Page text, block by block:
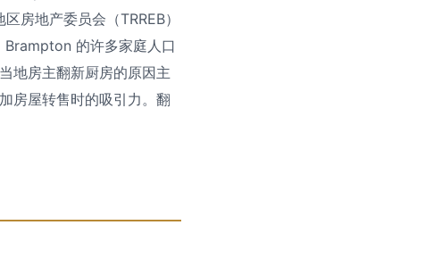
房地产委员会（TRREB）
的许多家庭人口
地房主翻新厨房的原因主
房屋转售时的吸引力。翻